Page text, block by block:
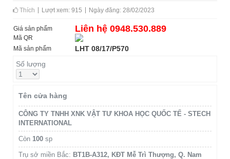
Thích Lượt xem: 915 Ngày đăng: 28/02/2023
Giá sản phẩm Liên hệ 0948.530.889
Mã QR
Mã sản phẩm
LHT 08/17/P570
Số lượng
Tên cửa hàng
CÔNG TY TNHH XNK VẬT TƯ KHOA HỌC QUỐC TẾ - STECH
INTERNATIONAL
Còn 100 sp
Trụ sở miền Bắc: BT1B-A312, KĐT Mễ Trì Thượng, Q. Nam